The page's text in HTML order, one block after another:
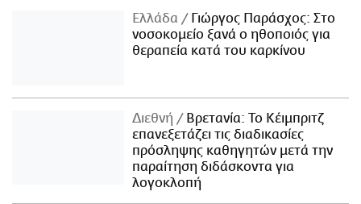
Ελλάδα
Γιώργος Παράσχος: Στο
νοσοκομείο ξανά ο ηθοποιός για
θεραπεία κατά του καρκίνου
Διεθνή
Βρετανία: Το Κέιμπριτζ
επανεξετάζει τις διαδικασίες
πρόσληψης καθηγητών μετά την
παραίτηση διδάσκοντα για
λογοκλοπή